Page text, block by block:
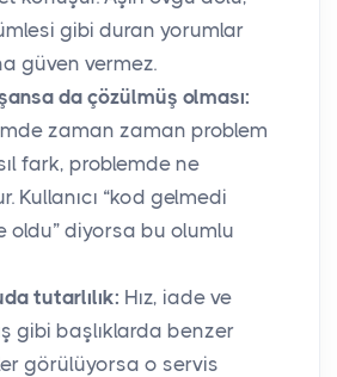
gibi duran yorumlar
güven vermez.
da çözülmüş olması:
zaman zaman problem
fark, problemde ne
Kullanıcı “kod gelmedi
oldu” diyorsa bu olumlu
tutarlılık: Hız, iade ve
gibi başlıklarda benzer
görülüyorsa o servis